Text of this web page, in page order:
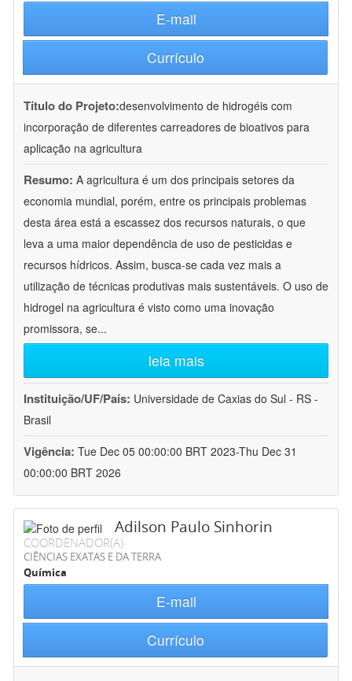
E-mail
Currículo
Título do Projeto:desenvolvimento de hidrogéis com
incorporação de diferentes carreadores de bioativos para
aplicação na agricultura
Resumo: A agricultura é um dos principais setores da
economia mundial, porém, entre os principais problemas
desta área está a escassez dos recursos naturais, o que
leva a uma maior dependência de uso de pesticidas e
recursos hídricos. Assim, busca-se cada vez mais a
utilização de técnicas produtivas mais sustentáveis. O uso de
hidrogel na agricultura é visto como uma inovação
promissora, se...
leia mais
Instituição/UF/País: Universidade de Caxias do Sul - RS -
Brasil
Vigência: Tue Dec 05 00:00:00 BRT 2023-Thu Dec 31
00:00:00 BRT 2026
Adilson Paulo Sinhorin
COORDENADOR(A)
CIÊNCIAS EXATAS E DA TERRA
Química
E-mail
Currículo